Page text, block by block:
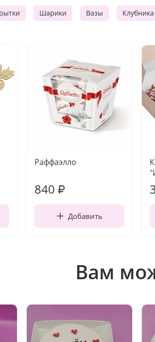
Шарики Вазы Клубника
Раффаэлло
840 ₽
Добавить
Вам